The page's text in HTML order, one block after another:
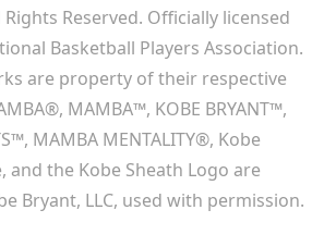
Reserved. Officially licensed
Basketball Players Association.
are property of their respective
MAMBA™, KOBE BRYANT™,
MAMBA MENTALITY®, Kobe
and the Kobe Sheath Logo are
Bryant, LLC, used with permission.